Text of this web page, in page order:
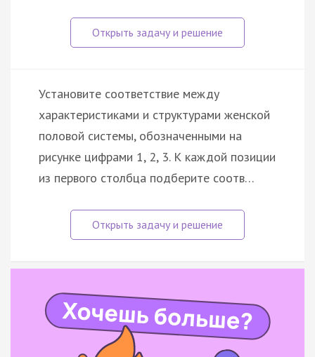
Установите соответствие между
характеристиками и структурами женской
половой системы, обозначенными на
рисунке цифрами 1, 2, 3. К каждой позиции
из первого столбца подберите соотв…